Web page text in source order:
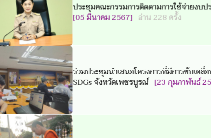
ประชุมคณะกรรมการติดตามการใช้จ่ายงบ
[05 มีนาคม 2567] อ่าน 228 ครั้ง
ร่วมประชุมนำเสนอโครงการที่มีการขับเค
SDGs จังหวัดเพชรบูรณ์ [23 กุมภาพันธ์